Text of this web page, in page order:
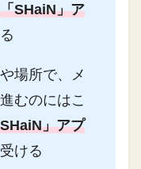
「SHaiN」ア
場所で、メ
むのにはこ
」アプ
ける